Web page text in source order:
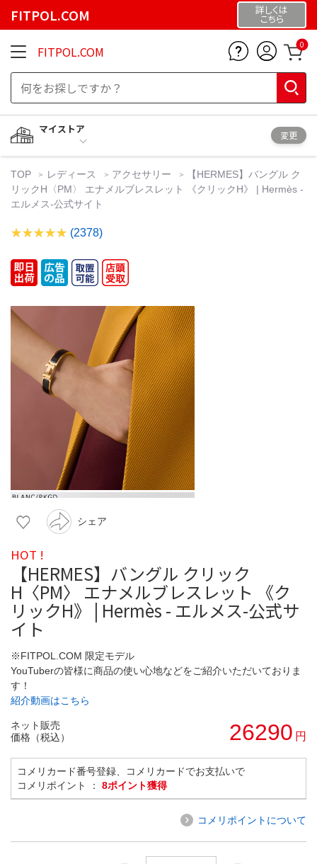
FITPOL.COM 詳しくは
こちら
FITPOL.COM 0
マイストア
変更
TOP レディース アクセサリー
【HERMES】バングル ク
リックH〈PM〉 エナメルブレスレット 《クリックH》 | Hermès -
エルメス-公式サイト
(2378)
シェア
HOT !
【HERMES】バングル クリック
H〈PM〉 エナメルブレスレット 《ク
リックH》 | Hermès - エルメス-公式サ
イト
※FITPOL.COM 限定モデル
YouTuberの皆様に商品の使い心地などをご紹介いただいておりま
す！
紹介動画はこちら
ネット販売
価格（税込）
26290 円
コメリカード番号登録、コメリカードでお支払いで
コメリポイント ： 8ポイント獲得
コメリポイントについて